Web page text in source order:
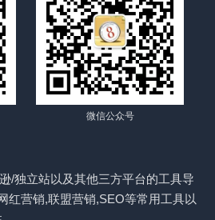
微信公众号
/独立站以及其他三方平台的工具导
红营销,联盟营销,SEO等常用工具以